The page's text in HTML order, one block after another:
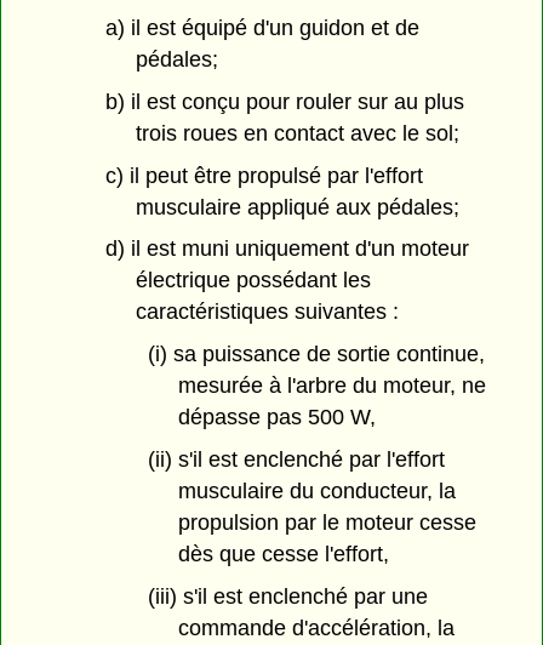
a) il est équipé d'un guidon et de
pédales;
b) il est conçu pour rouler sur au plus
trois roues en contact avec le sol;
c) il peut être propulsé par l'effort
musculaire appliqué aux pédales;
d) il est muni uniquement d'un moteur
électrique possédant les
caractéristiques suivantes :
(i) sa puissance de sortie continue,
mesurée à l'arbre du moteur, ne
dépasse pas 500 W,
(ii) s'il est enclenché par l'effort
musculaire du conducteur, la
propulsion par le moteur cesse
dès que cesse l'effort,
(iii) s'il est enclenché par une
commande d'accélération, la